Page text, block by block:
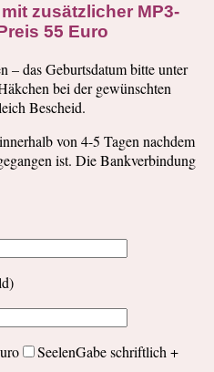
zusätzlicher MP3-
55 Euro
– das Geburtsdatum bitte unter
bei der gewünschten
Bescheid.
von 4-5 Tagen nachdem
ist. Die Bankverbindung
SeelenGabe schriftlich +